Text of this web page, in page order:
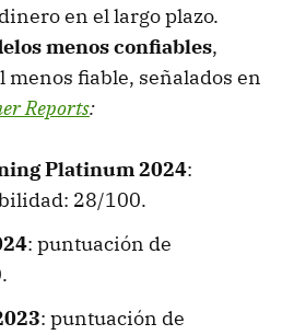
en el largo plazo.
menos confiables,
menos fiable, señalados en
Reports:
Platinum 2024:
28/100.
: puntuación de
: puntuación de